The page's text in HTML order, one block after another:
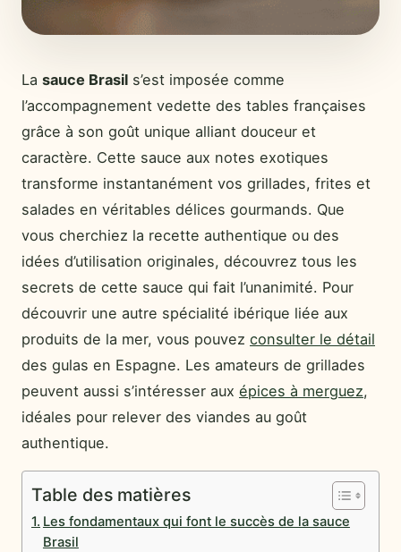
La sauce Brasil s’est imposée comme
l’accompagnement vedette des tables françaises
grâce à son goût unique alliant douceur et
caractère. Cette sauce aux notes exotiques
transforme instantanément vos grillades, frites et
salades en véritables délices gourmands. Que
vous cherchiez la recette authentique ou des
idées d’utilisation originales, découvrez tous les
secrets de cette sauce qui fait l’unanimité. Pour
découvrir une autre spécialité ibérique liée aux
produits de la mer, vous pouvez consulter le détail
des gulas en Espagne. Les amateurs de grillades
peuvent aussi s’intéresser aux épices à merguez,
idéales pour relever des viandes au goût
authentique.
Table des matières
Les fondamentaux qui font le succès de la sauce
Brasil